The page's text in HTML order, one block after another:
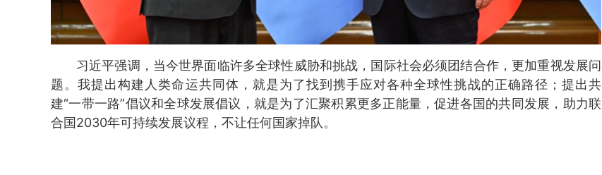
习近平强调，当今世界面临许多全球性威胁和挑战，国际社会必须团结合作，更加重视发展问
题。我提出构建人类命运共同体，就是为了找到携手应对各种全球性挑战的正确路径；提出共
建“一带一路”倡议和全球发展倡议，就是为了汇聚积累更多正能量，促进各国的共同发展，助力联
合国2030年可持续发展议程，不让任何国家掉队。